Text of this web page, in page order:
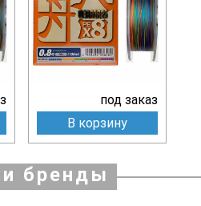
под заказ
В корзину
бренды